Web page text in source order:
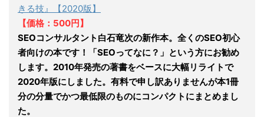
きる技』【2020版】
【価格：500円】
SEOコンサルタント白石竜次の新作本。全くのSEO初心
者向けの本です！「SEOってなに？」という方にお勧め
します。2010年発売の著書をベースに大幅リライトで
2020年版にしました。有料で申し訳ありませんが本1冊
分の分量でかつ最低限のものにコンパクトにまとめまし
た。